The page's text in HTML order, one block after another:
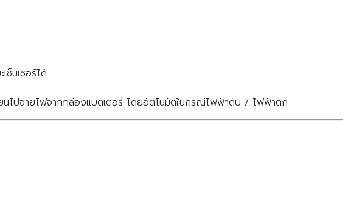
ซ็นเซอร์ได้
ไปจ่ายไฟจากกล่องแบตเตอรี่ โดยอัตโนมัติในกรณีไฟฟ้าดับ / ไฟฟ้าตก